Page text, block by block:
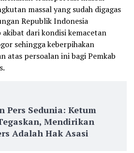
massal yang sudah digagas
Republik Indonesia
akibat dari kondisi kemacetan
sehingga keberpihakan
atas persoalan ini bagi Pemkab
Pers Sedunia: Ketum
Mendirikan
Adalah Hak Asasi